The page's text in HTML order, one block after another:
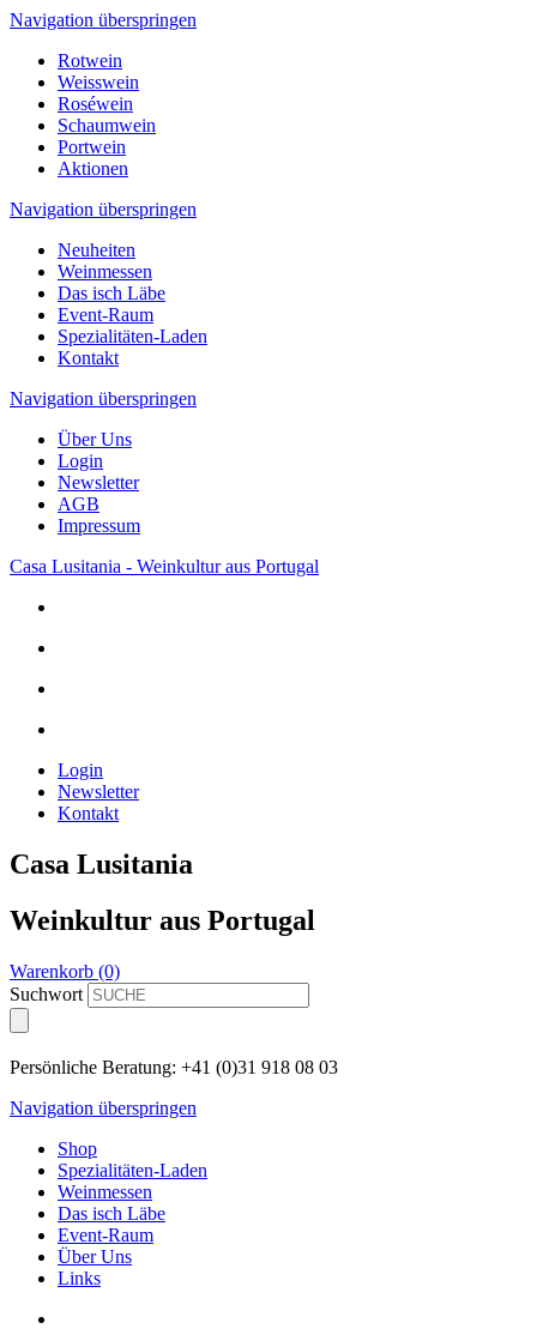
Navigation überspringen
Rotwein
Weisswein
Roséwein
Schaumwein
Portwein
Aktionen
Navigation überspringen
Neuheiten
Weinmessen
Das isch Läbe
Event-Raum
Spezialitäten-Laden
Kontakt
Navigation überspringen
Über Uns
Login
Newsletter
AGB
Impressum
Casa Lusitania - Weinkultur aus Portugal
Login
Newsletter
Kontakt
Casa Lusitania
Weinkultur aus Portugal
Warenkorb (0)
Suchwort
Persönliche Beratung: +41 (0)31 918 08 03
Navigation überspringen
Shop
Spezialitäten-Laden
Weinmessen
Das isch Läbe
Event-Raum
Über Uns
Links